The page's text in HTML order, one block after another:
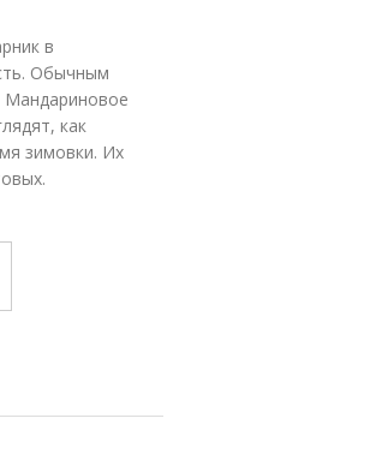
в
Обычным
Мандариновое
как
зимовки. Их